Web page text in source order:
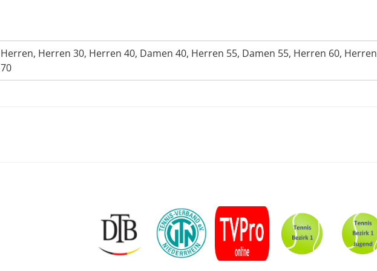
Herren, Herren 30, Herren 40, Damen 40, Herren 55, Damen 55, Herren 60, Herren
70